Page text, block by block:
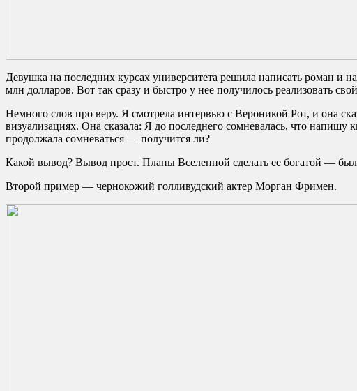
Девушка на последних курсах университета решила написать роман и
млн долларов. Вот так сразу и быстро у нее получилось реализовать
Немного слов про веру. Я смотрела интервью с Вероникой Рот, и она
визуализациях. Она сказала: Я до последнего сомневалась, что
продолжала сомневаться — получится ли?
Какой вывод? Вывод прост. Планы Вселенной сделать ее богатой —
Второй пример — чернокожий голливудский актер Морган Фримен.